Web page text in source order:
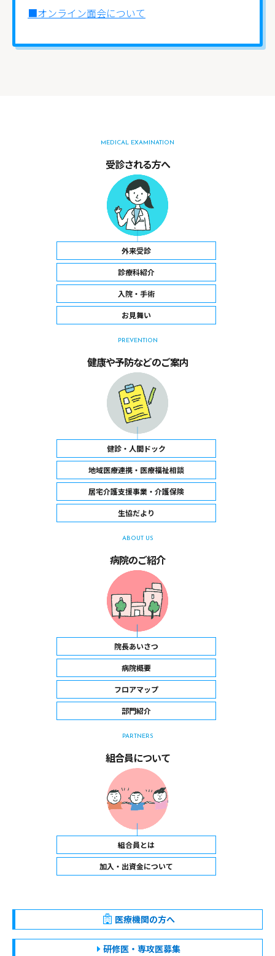
■オンライン面会について
MEDICAL EXAMINATION
受診される方へ
外来受診
診療科紹介
入院・手術
お見舞い
PREVENTION
健康や予防などのご案内
健診・人間ドック
地域医療連携・医療福祉相談
居宅介護支援事業・介護保険
生協だより
ABOUT US
病院のご紹介
院長あいさつ
病院概要
フロアマップ
部門紹介
PARTNERS
組合員について
組合員とは
加入・出資金について
医療機関の方へ
研修医・専攻医募集